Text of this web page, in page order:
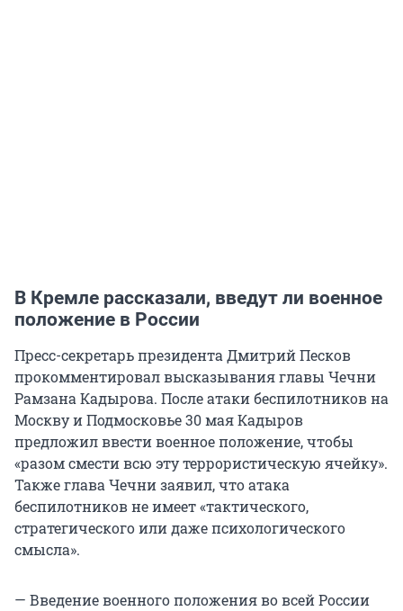
В Кремле рассказали, введут ли военное
положение в России
Пресс-секретарь президента Дмитрий Песков
прокомментировал высказывания главы Чечни
Рамзана Кадырова. После атаки беспилотников на
Москву и Подмосковье 30 мая Кадыров
предложил ввести военное положение, чтобы
«разом смести всю эту террористическую ячейку».
Также глава Чечни заявил, что атака
беспилотников не имеет «тактического,
стратегического или даже психологического
смысла».
— Введение военного положения во всей России